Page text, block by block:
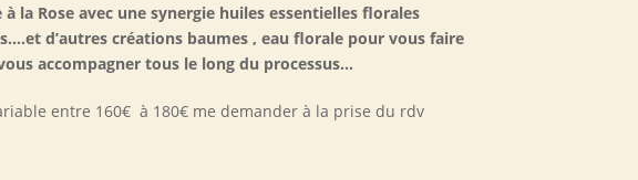
la Rose avec une synergie huiles essentielles florales
d’autres créations baumes , eau florale pour vous faire
accompagner tous le long du processus…
entre 160€ à 180€ me demander à la prise du rdv